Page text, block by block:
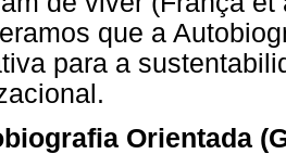
que a
para a
Orientada